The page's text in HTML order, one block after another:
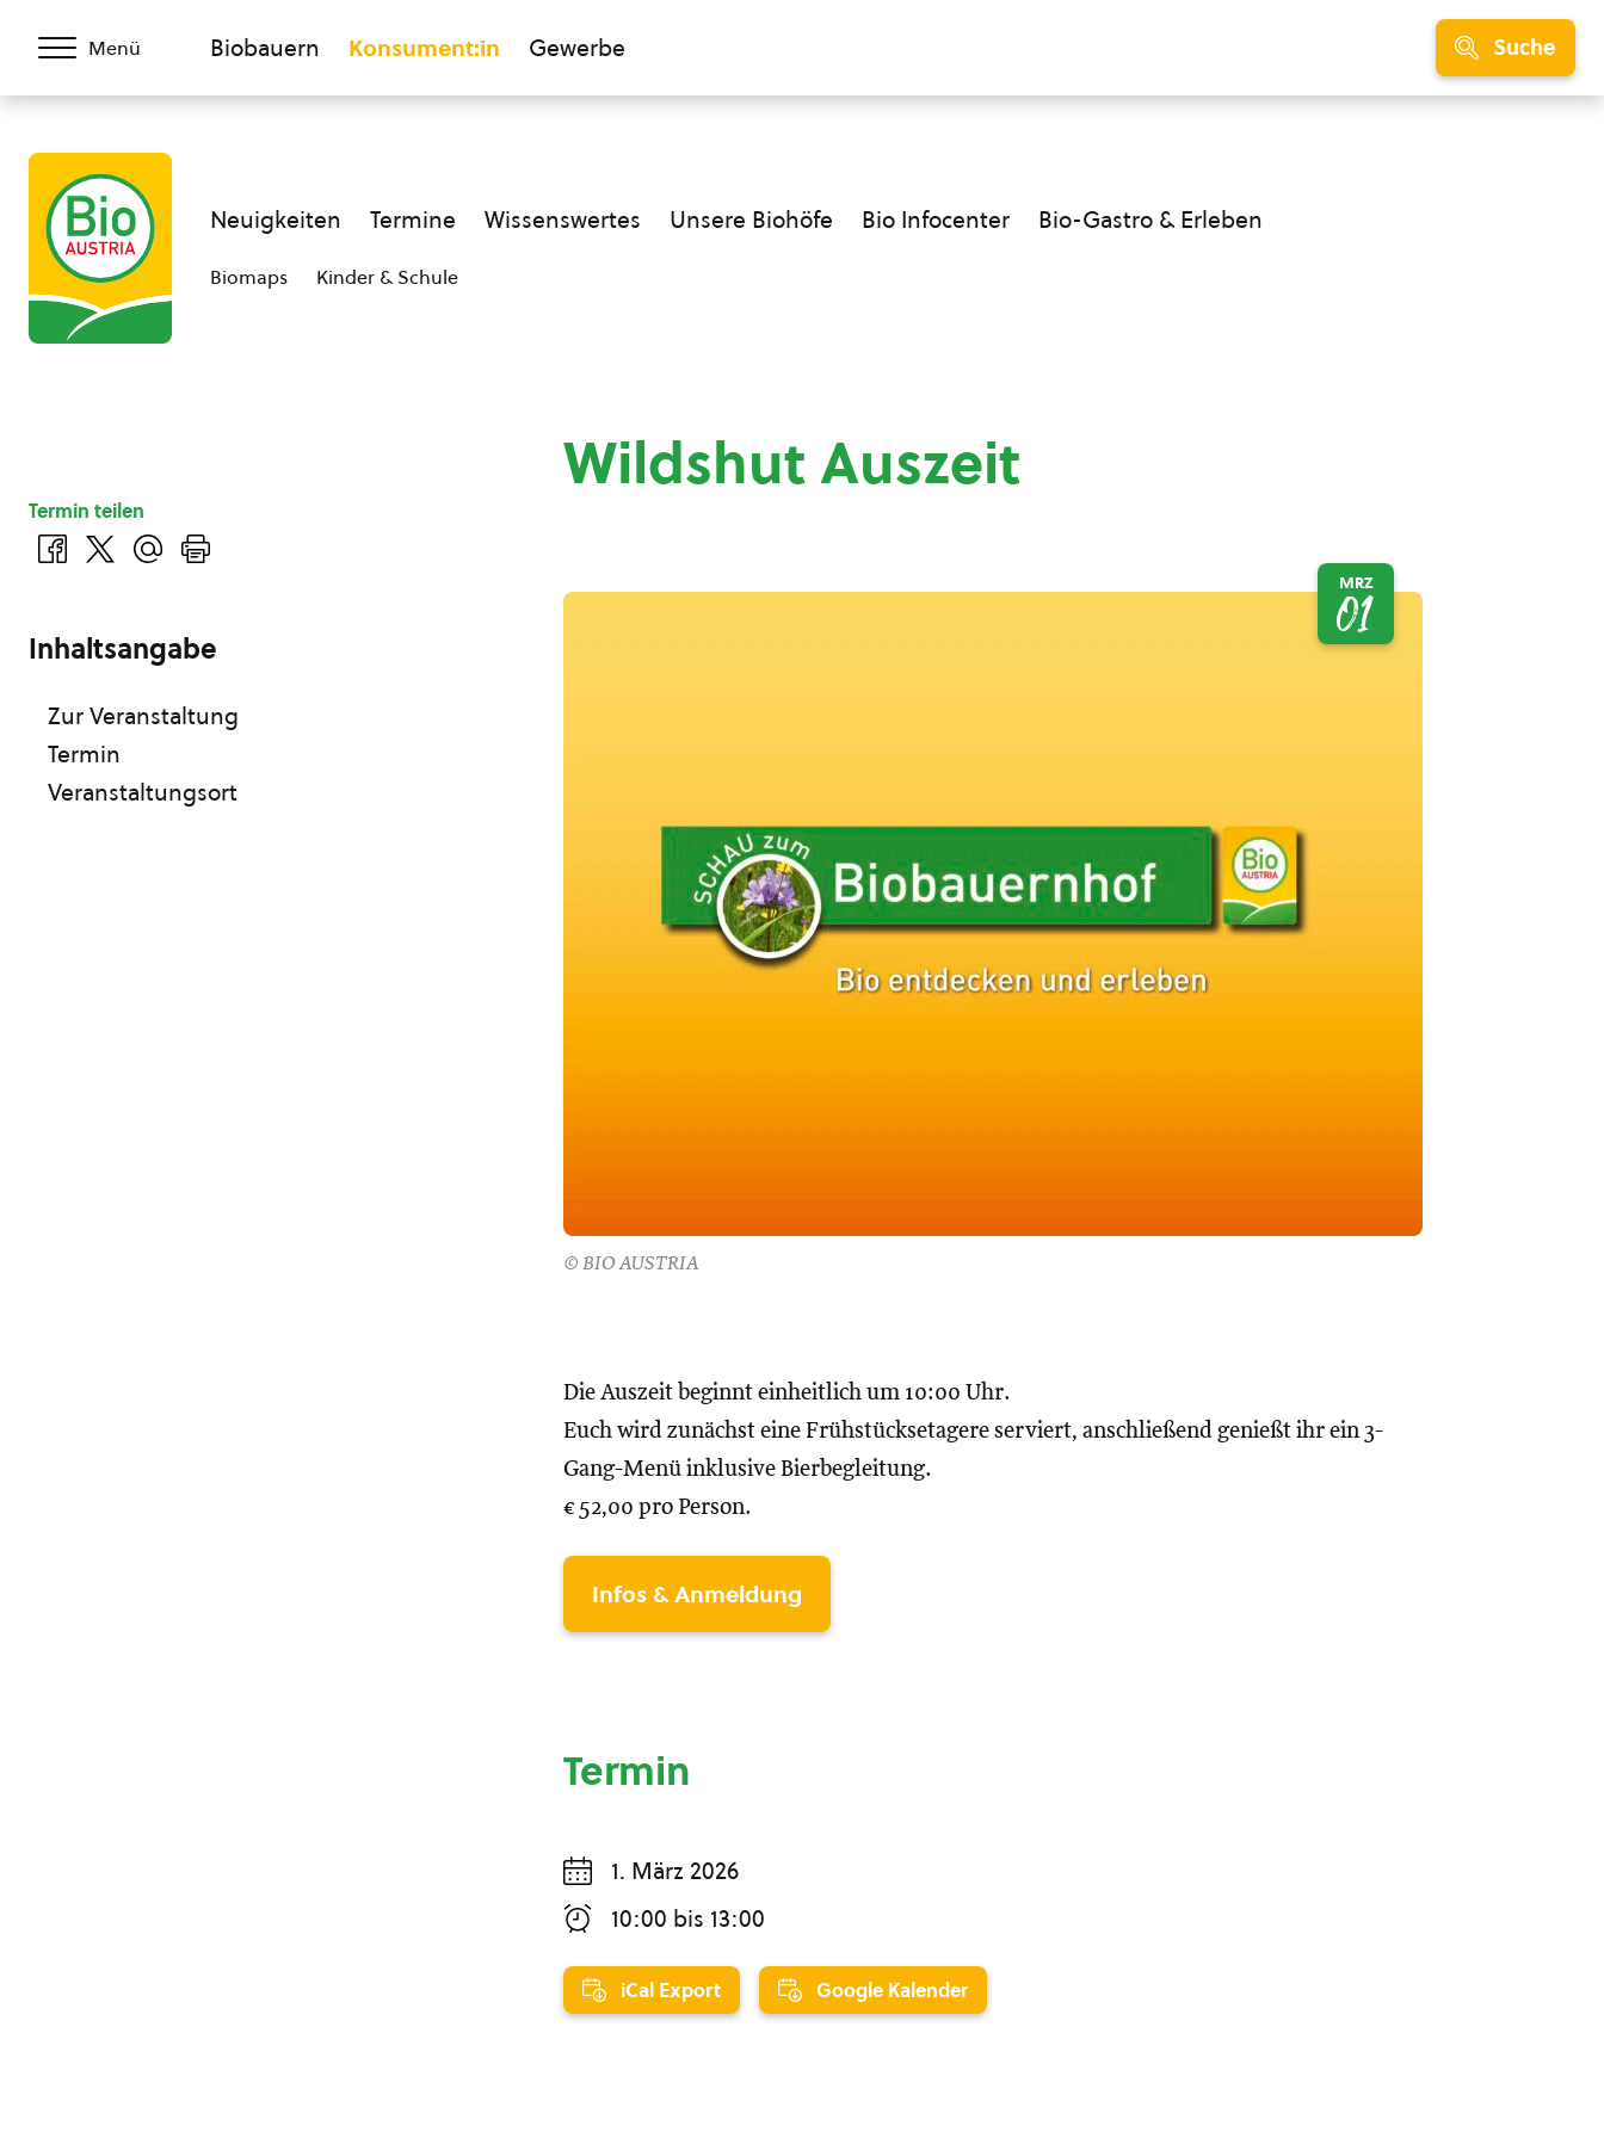
Menü Biobauern Konsument:in Gewerbe Suche
Neuigkeiten Termine Wissenswertes Unsere Biohöfe Bio Infocenter Bio-Gastro & Erleben
Biomaps Kinder & Schule
Wildshut Auszeit
© BIO AUSTRIA
MRZ
01
Die Auszeit beginnt einheitlich um 10:00 Uhr.
Euch wird zunächst eine Frühstücksetagere serviert, anschließend genießt ihr ein 3-
Gang-Menü inklusive Bierbegleitung.
€ 52,00 pro Person.
Infos & Anmeldung
Termin
1. März 2026
10:00 bis 13:00
iCal Export Google Kalender
Termin teilen
Inhaltsangabe
Zur Veranstaltung
Termin
Veranstaltungsort